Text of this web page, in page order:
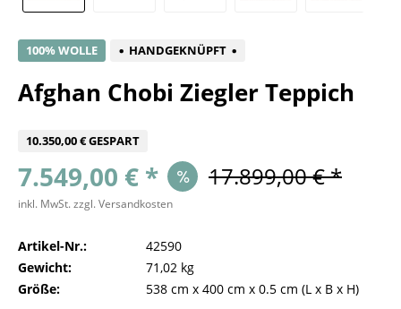
100% WOLLE HANDGEKNÜPFT
Afghan Chobi Ziegler Teppich
10.350,00 € GESPART
7.549,00 € * 17.899,00 € *
inkl. MwSt.zzgl. Versandkosten
Artikel-Nr.:
42590
Gewicht:
71,02 kg
Größe:
538 cm x 400 cm x 0.5 cm (L x B x H)